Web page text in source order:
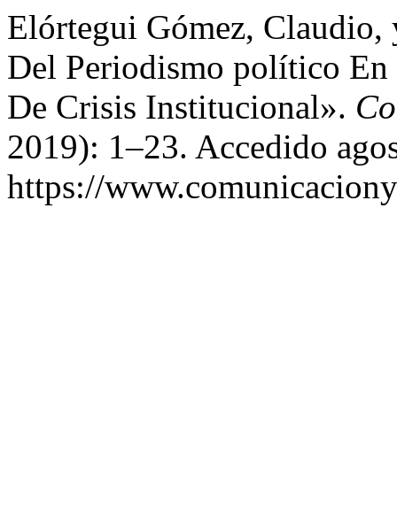
Elórtegui Gómez,
Del Periodismo político
De Crisis Institucional».
2019): 1–23. Accedido
https://